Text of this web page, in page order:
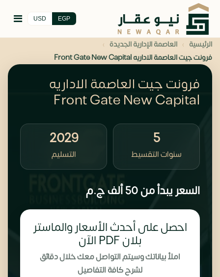
EGP
USD
الرئيسية › العاصمة الإدارية الجديدة ›
فرونت جيت العاصمة الاداريه Front Gate New Capital
فرونت جيت العاصمة الاداريه
Front Gate New Capital
5
سنوات التقسيط
2029
التسليم
السعر يبدأ من50 ألف ج.م
احصل على أحدث الأسعار والماستر
بلان PDF الآن
املأ بياناتك وسيتم التواصل معك خلال دقائق
لشرح كافة التفاصيل